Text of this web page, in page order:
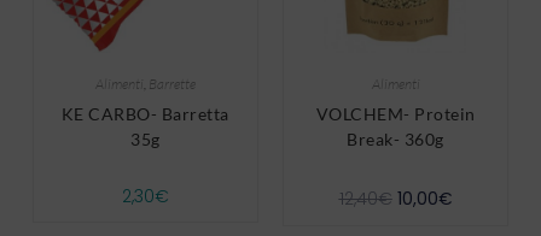
Alimenti , Barrette
KE CARBO- Barretta
35g
2,30€
Alimenti
VOLCHEM- Protein
Break- 360g
12,40€ 10,00€